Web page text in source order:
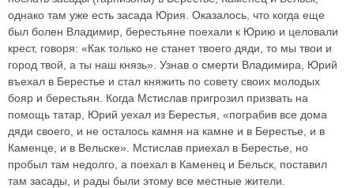
однако там уже есть засада Юрия. Оказалось, что когда еще
был болен Владимир, берестьяне поехали к Юрию и целовали
крест, говоря: «Как только не станет твоего дяди, то мы твои и
город твой, а ты наш князь». Узнав о смерти Владимира, Юрий
въехал в Берестье и стал княжить по совету своих молодых
бояр и берестьян. Когда Мстислав пригрозил призвать на
помощь татар, Юрий уехал из Берестья, «пограбив все дома
дяди своего, и не осталось камня на камне и в Берестье, и в
Каменце, и в Вельске». Мстислав приехал в Берестье, но
пробыл там недолго, а поехал в Каменец и Бельск, поставил
там засады, и рады были этому все местные жители.